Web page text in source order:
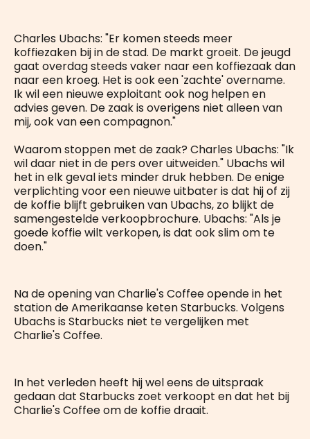
Charles Ubachs: "Er komen steeds meer
koffiezaken bij in de stad. De markt groeit. De jeugd
gaat overdag steeds vaker naar een koffiezaak dan
naar een kroeg. Het is ook een 'zachte' overname.
Ik wil een nieuwe exploitant ook nog helpen en
advies geven. De zaak is overigens niet alleen van
mij, ook van een compagnon."
Waarom stoppen met de zaak? Charles Ubachs: "Ik
wil daar niet in de pers over uitweiden." Ubachs wil
het in elk geval iets minder druk hebben. De enige
verplichting voor een nieuwe uitbater is dat hij of zij
de koffie blijft gebruiken van Ubachs, zo blijkt de
samengestelde verkoopbrochure. Ubachs: "Als je
goede koffie wilt verkopen, is dat ook slim om te
doen."
Na de opening van Charlie's Coffee opende in het
station de Amerikaanse keten Starbucks. Volgens
Ubachs is Starbucks niet te vergelijken met
Charlie's Coffee.
In het verleden heeft hij wel eens de uitspraak
gedaan dat Starbucks zoet verkoopt en dat het bij
Charlie's Coffee om de koffie draait.